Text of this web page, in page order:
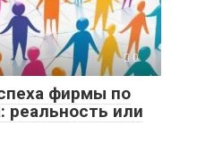
0
фирмы по
реальность или